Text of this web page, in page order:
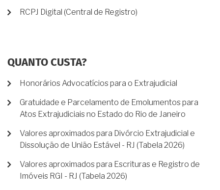
RCPJ Digital (Central de Registro)
QUANTO CUSTA?
Honorários Advocatícios para o Extrajudicial
Gratuidade e Parcelamento de Emolumentos para
Atos Extrajudiciais no Estado do Rio de Janeiro
Valores aproximados para Divórcio Extrajudicial e
Dissolução de União Estável - RJ (Tabela 2026)
Valores aproximados para Escrituras e Registro de
Imóveis RGI - RJ (Tabela 2026)